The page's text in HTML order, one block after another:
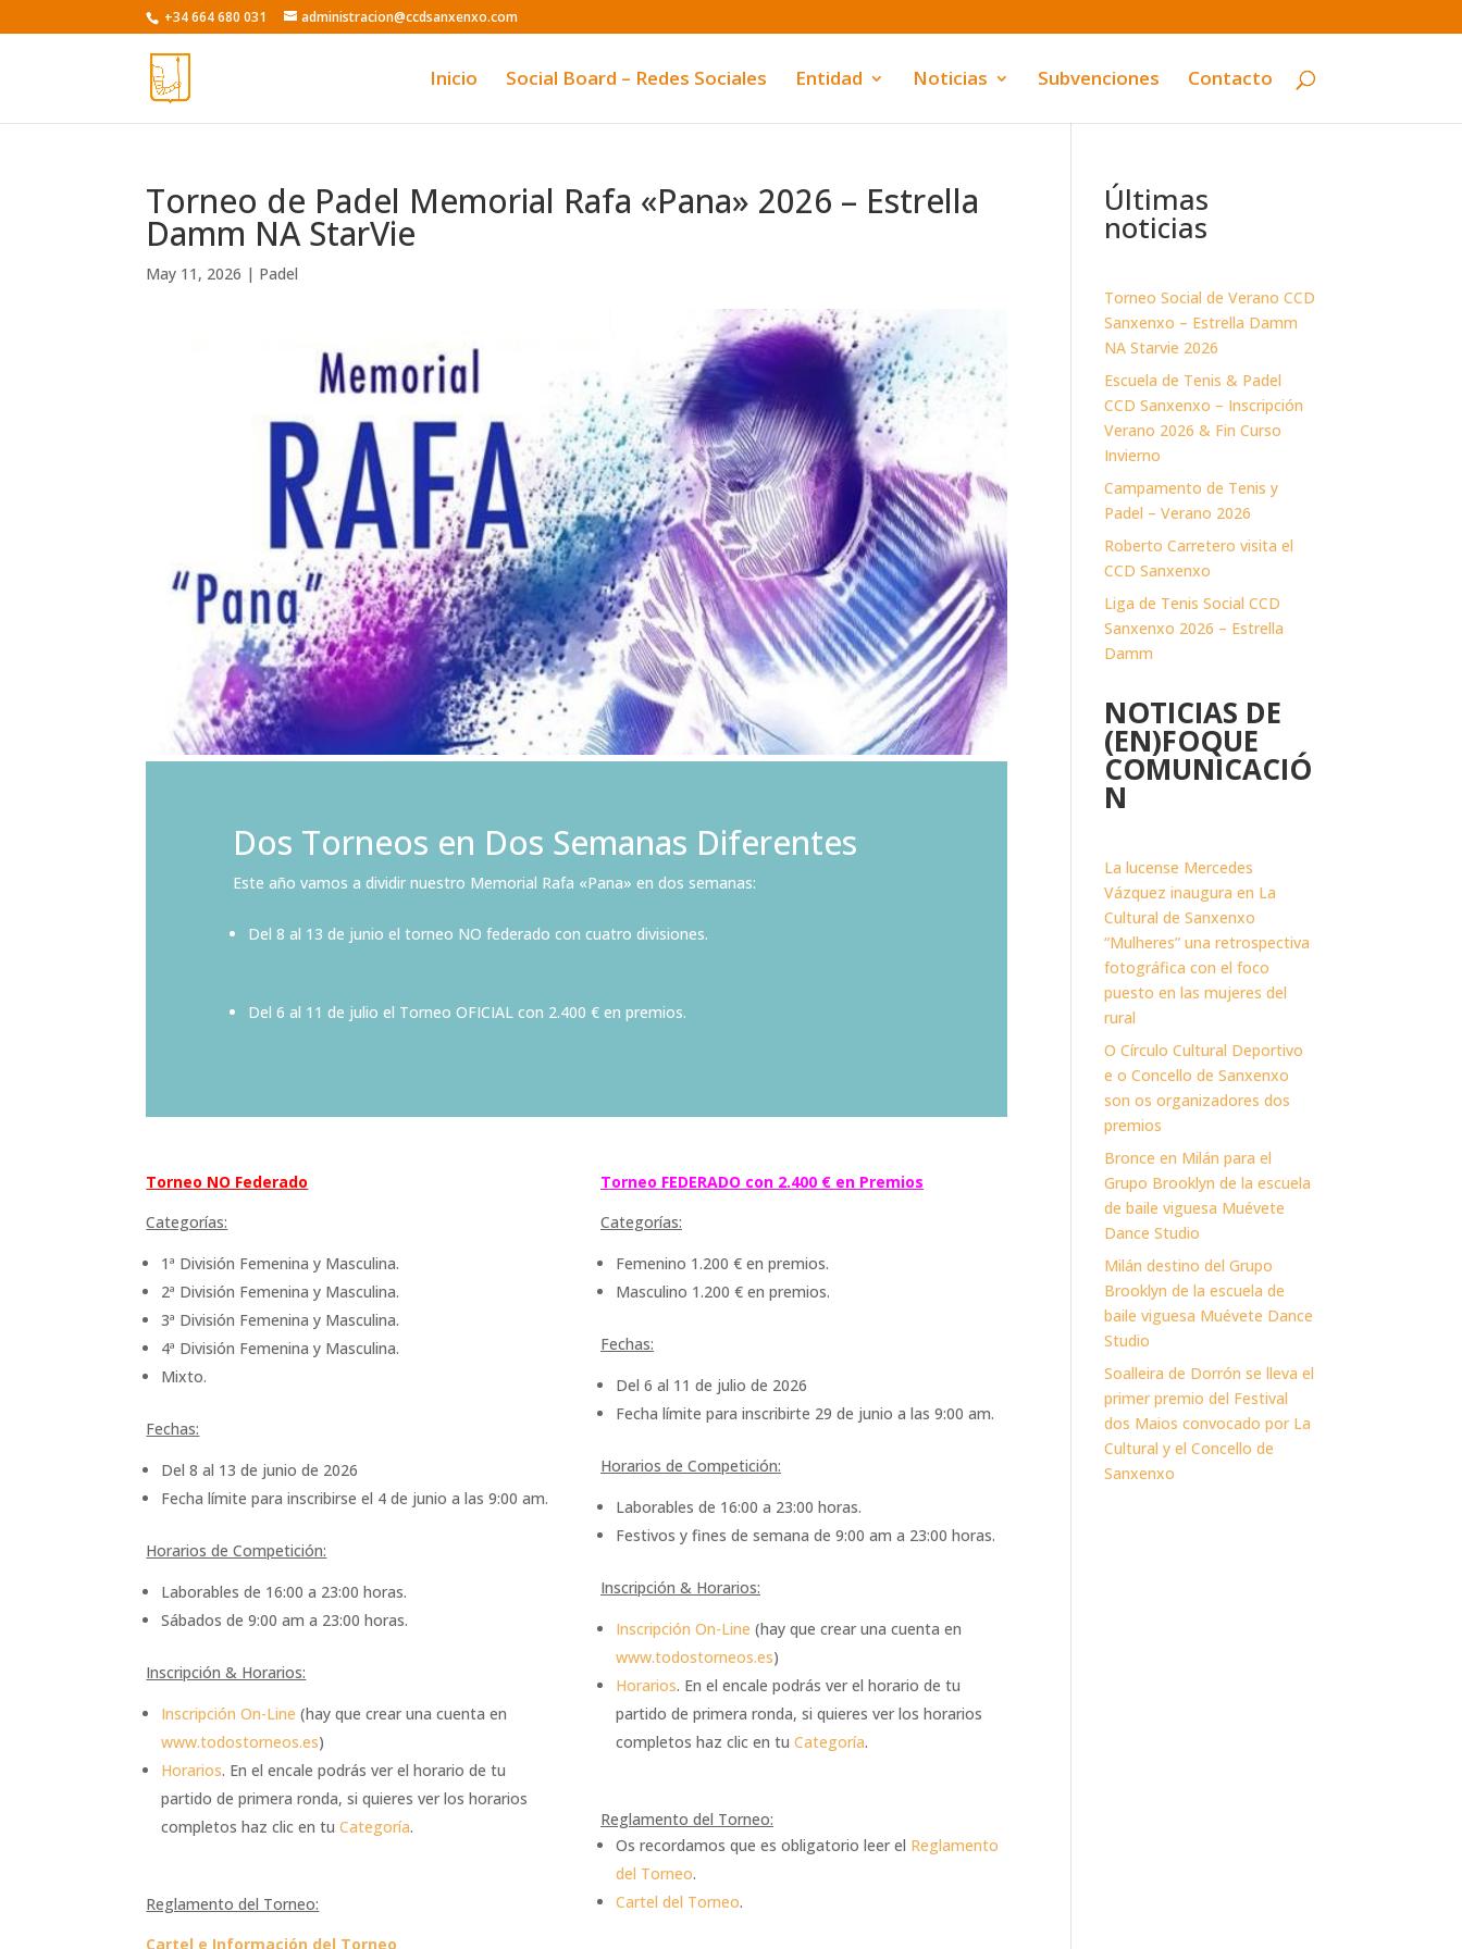
+34 664 680 031 administracion@ccdsanxenxo.com
Inicio Social Board – Redes Sociales Entidad Noticias Subvenciones Contacto
Torneo de Padel Memorial Rafa «Pana» 2026 – Estrella
Damm NA StarVie
May 11, 2026 | Padel
Dos Torneos en Dos Semanas Diferentes
Este año vamos a dividir nuestro Memorial Rafa «Pana» en dos semanas:
Del 8 al 13 de junio el torneo NO federado con cuatro divisiones.
Del 6 al 11 de julio el Torneo OFICIAL con 2.400 € en premios.
Torneo NO Federado
Categorías:
1ª División Femenina y Masculina.
2ª División Femenina y Masculina.
3ª División Femenina y Masculina.
4ª División Femenina y Masculina.
Mixto.
Fechas:
Del 8 al 13 de junio de 2026
Fecha límite para inscribirse el 4 de junio a las 9:00 am.
Horarios de Competición:
Laborables de 16:00 a 23:00 horas.
Sábados de 9:00 am a 23:00 horas.
Inscripción & Horarios:
Inscripción On-Line (hay que crear una cuenta en
www.todostorneos.es)
Horarios. En el encale podrás ver el horario de tu
partido de primera ronda, si quieres ver los horarios
completos haz clic en tuCategoría.
Reglamento del Torneo:
Cartel e Información del Torneo
Torneo FEDERADO con 2.400 € en Premios
Categorías:
Femenino 1.200 € en premios.
Masculino 1.200 € en premios.
Fechas:
Del 6 al 11 de julio de 2026
Fecha límite para inscribirte 29 de junio a las 9:00 am.
Horarios de Competición:
Laborables de 16:00 a 23:00 horas.
Festivos y fines de semana de 9:00 am a 23:00 horas.
Inscripción & Horarios:
Inscripción On-Line (hay que crear una cuenta en
www.todostorneos.es)
Horarios. En el encale podrás ver el horario de tu
partido de primera ronda, si quieres ver los horarios
completos haz clic en tu Categoría.
Reglamento del Torneo:
Os recordamos que es obligatorio leer el Reglamento
del Torneo.
Cartel del Torneo.
Últimas
noticias
Torneo Social de Verano CCD
Sanxenxo – Estrella Damm
NA Starvie 2026
Escuela de Tenis & Padel
CCD Sanxenxo – Inscripción
Verano 2026 & Fin Curso
Invierno
Campamento de Tenis y
Padel – Verano 2026
Roberto Carretero visita el
CCD Sanxenxo
Liga de Tenis Social CCD
Sanxenxo 2026 – Estrella
Damm
NOTICIAS DE
(EN)FOQUE
COMUNICACIÓ
N
La lucense Mercedes
Vázquez inaugura en La
Cultural de Sanxenxo
“Mulheres” una retrospectiva
fotográfica con el foco
puesto en las mujeres del
rural
O Círculo Cultural Deportivo
e o Concello de Sanxenxo
son os organizadores dos
premios
Bronce en Milán para el
Grupo Brooklyn de la escuela
de baile viguesa Muévete
Dance Studio
Milán destino del Grupo
Brooklyn de la escuela de
baile viguesa Muévete Dance
Studio
Soalleira de Dorrón se lleva el
primer premio del Festival
dos Maios convocado por La
Cultural y el Concello de
Sanxenxo